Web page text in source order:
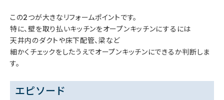
この2つが大きなリフォームポイントです。
特に、壁を取り払いキッチンをオープンキッチンにするには
天井内のダクトや床下配管、梁など
細かくチェックをしたうえでオープンキッチンにできるか判断しま
す。
エピソード